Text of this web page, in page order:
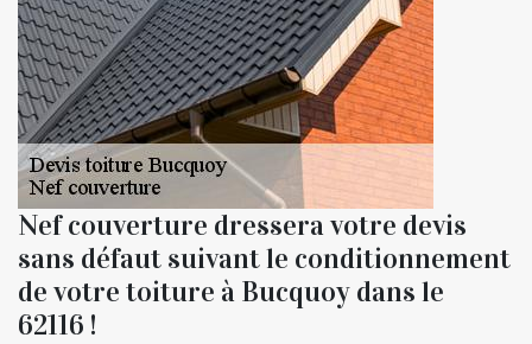
Nef couverture dressera votre devis
sans défaut suivant le conditionnement
de votre toiture à Bucquoy dans le
62116 !